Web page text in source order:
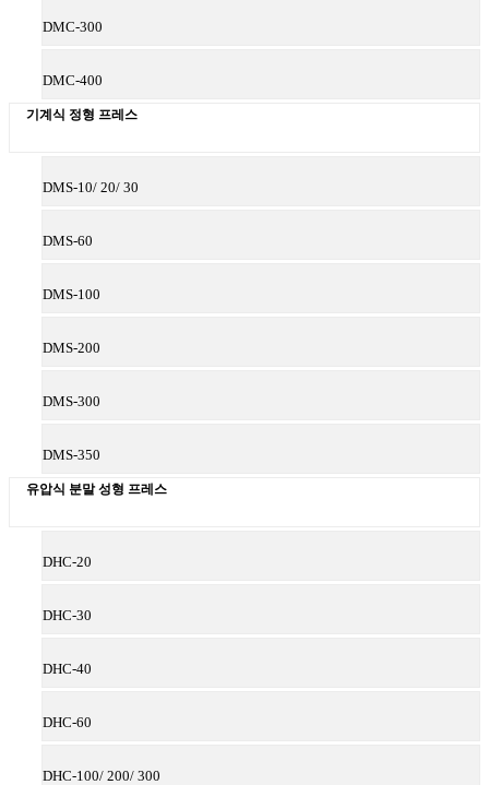
DMC-300
DMC-400
기계식 정형 프레스
DMS-10/ 20/ 30
DMS-60
DMS-100
DMS-200
DMS-300
DMS-350
유압식 분말 성형 프레스
DHC-20
DHC-30
DHC-40
DHC-60
DHC-100/ 200/ 300